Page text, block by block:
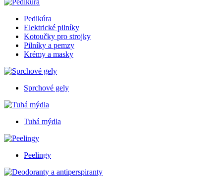
Pedikúra
Elektrické pilníky
Kotoučky pro strojky
Pilníky a pemzy
Krémy a masky
Sprchové gely
Tuhá mýdla
Peelingy